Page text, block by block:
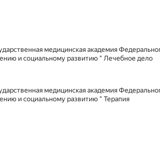
а
к
и
к
и социальному развитию " Лечебное дело
и социальному развитию " Терапия